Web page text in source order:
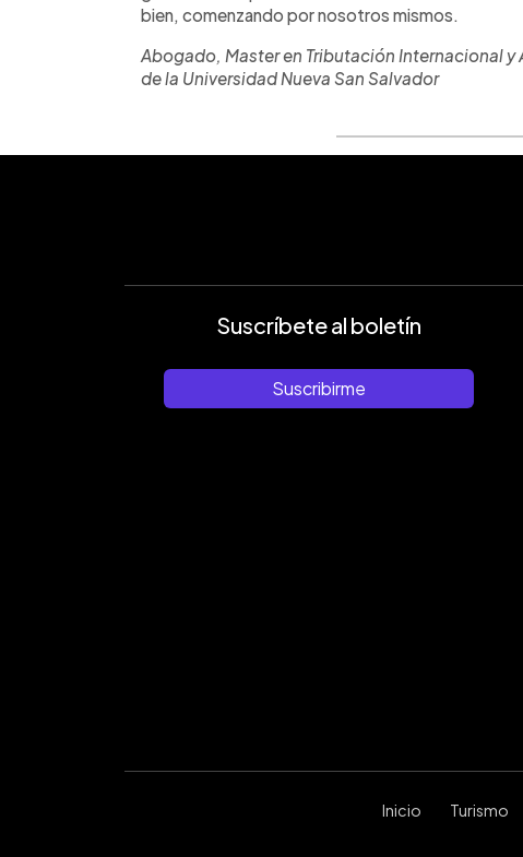
bien, comenzando por nosotros mismos.
Abogado, Master en Tributación Internacional
de la Universidad Nueva San Salvador
Suscríbete al boletín
Suscribirme
Inicio Turismo